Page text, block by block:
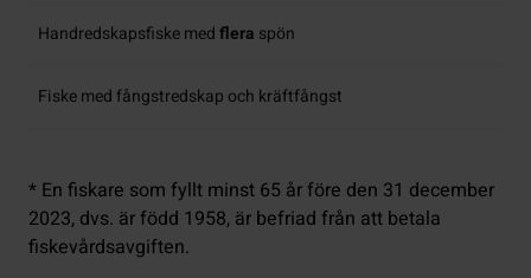
Handredskapsfiske medflera spön
Fiske med fångstredskap och kräftfångst
* En fiskare som fyllt minst 65 år före den 31 december
2023, dvs. är född 1958, är befriad från att betala
fiskevårdsavgiften.